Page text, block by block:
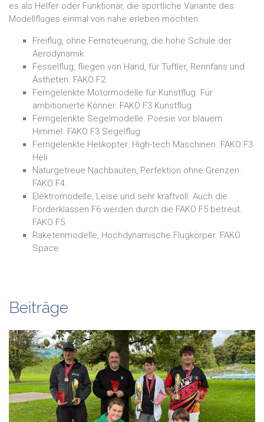
es als Helfer oder Funktionär, die sportliche Variante des
Modellfluges einmal von nahe erleben möchten.
Freiflug, ohne Fernsteuerung, die hohe Schule der
Aerodynamik.
Fesselflug, fliegen von Hand, für Tüftler, Rennfans und
Ästheten. FAKO F2
Ferngelenkte Motormodelle für Kunstflug. Für
ambitionierte Könner. FAKO F3 Kunstflug
Ferngelenkte Segelmodelle. Poesie vor blauem
Himmel. FAKO F3 Segelflug
Ferngelenkte Helikopter. High-tech Maschinen. FAKO F3
Heli
Naturgetreue Nachbauten, Perfektion ohne Grenzen.
FAKO F4
Elektromodelle, Leise und sehr kraftvoll. Auch die
Förderklassen F6 werden durch die FAKO F5 betreut.
FAKO F5
Raketenmodelle, Hochdynamische Flugkörper. FAKO
Space
Beiträge